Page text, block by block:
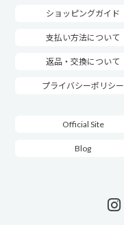
ショッピングガイド
支払い方法について
返品・交換について
プライバシーポリシー
Official Site
Blog